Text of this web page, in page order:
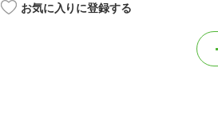
お気に入りに登録する